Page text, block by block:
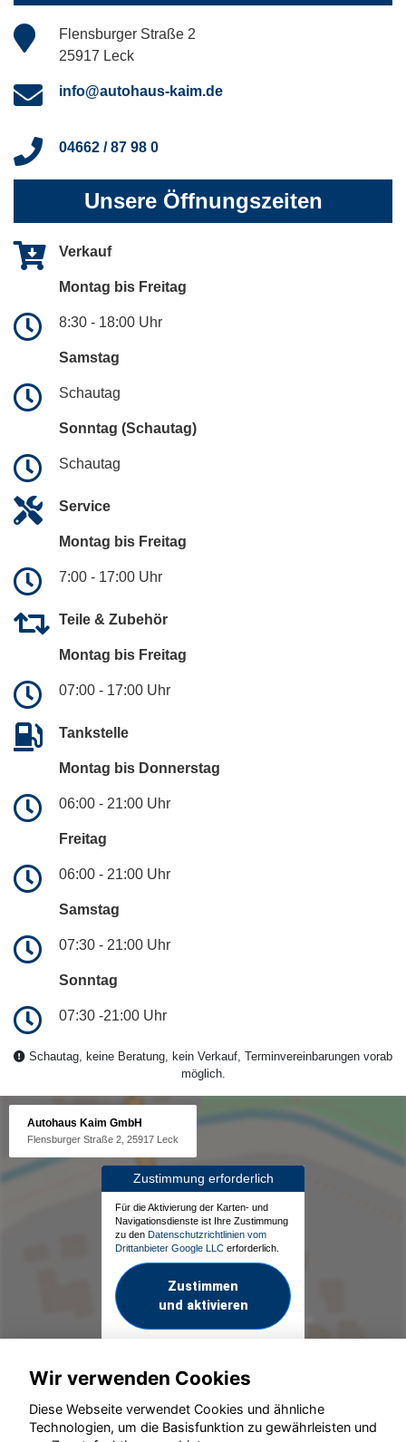
Flensburger Straße 2
25917 Leck
info@autohaus-kaim.de
04662 / 87 98 0
Unsere Öffnungszeiten
Verkauf
Montag bis Freitag
8:30 - 18:00 Uhr
Samstag
Schautag
Sonntag (Schautag)
Schautag
Service
Montag bis Freitag
7:00 - 17:00 Uhr
Teile & Zubehör
Montag bis Freitag
07:00 - 17:00 Uhr
Tankstelle
Montag bis Donnerstag
06:00 - 21:00 Uhr
Freitag
06:00 - 21:00 Uhr
Samstag
07:30 - 21:00 Uhr
Sonntag
07:30 -21:00 Uhr
Schautag, keine Beratung, kein Verkauf, Terminvereinbarungen vorab
möglich.
Autohaus Kaim GmbH
Flensburger Straße 2, 25917 Leck
Zustimmung erforderlich
Für die Aktivierung der Karten- und
Navigationsdienste ist Ihre Zustimmung
zu den Datenschutzrichtlinien vom
Drittanbieter Google LLC erforderlich.
Zustimmen
und aktivieren
Wir verwenden Cookies
Diese Webseite verwendet Cookies und ähnliche
Technologien, um die Basisfunktion zu gewährleisten und